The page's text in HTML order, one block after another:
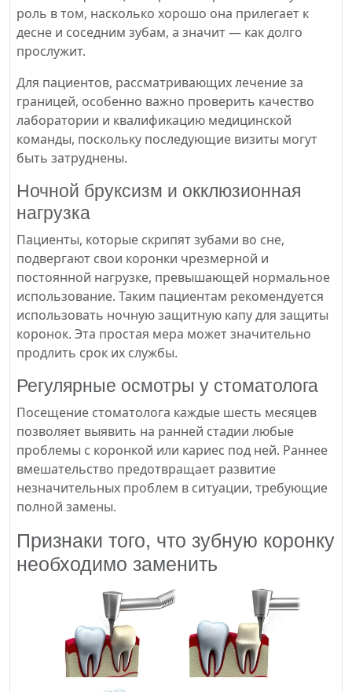
роль в том, насколько хорошо она прилегает к
десне и соседним зубам, а значит — как долго
прослужит.
Для пациентов, рассматривающих лечение за
границей, особенно важно проверить качество
лаборатории и квалификацию медицинской
команды, поскольку последующие визиты могут
быть затруднены.
Ночной бруксизм и окклюзионная
нагрузка
Пациенты, которые скрипят зубами во сне,
подвергают свои коронки чрезмерной и
постоянной нагрузке, превышающей нормальное
использование. Таким пациентам рекомендуется
использовать ночную защитную капу для защиты
коронок. Эта простая мера может значительно
продлить срок их службы.
Регулярные осмотры у стоматолога
Посещение стоматолога каждые шесть месяцев
позволяет выявить на ранней стадии любые
проблемы с коронкой или кариес под ней. Раннее
вмешательство предотвращает развитие
незначительных проблем в ситуации, требующие
полной замены.
Признаки того, что зубную коронку
необходимо заменить